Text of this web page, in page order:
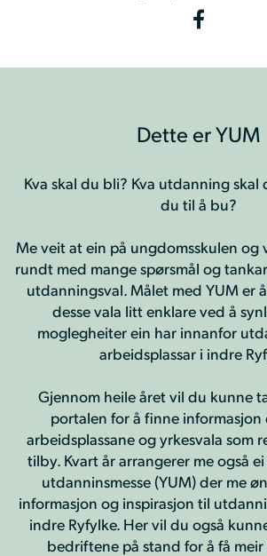
Dette er YUM
Kva skal du bli? Kva utdanning skal
du til å bu?
Me veit at ein på ungdomsskulen og
rundt med mange spørsmål og
utdanningsval. Målet med YUM er
desse vala litt enklare ved å
moglegheiter ein har innanfor
arbeidsplassar i indre
Gjennom heile året vil du kunne
portalen for å finne informasjon
arbeidsplassane og yrkesvala som
tilby. Kvart år arrangerer me også
utdanninsmesse (YUM) der me
informasjon og inspirasjon til
indre Ryfylke. Her vil du også
bedriftene på stand for å få